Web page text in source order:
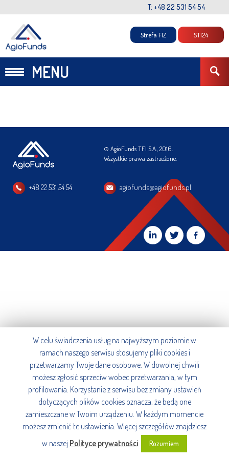
T: +48 22 531 54 54
MENU
Strefa FIZ STI24
© AgioFunds TFI S.A., 2016.
Wszystkie prawa zastrzeżone.
+48 22 531 54 54 agiofunds@agiofunds.pl
W celu świadczenia usług na najwyższym poziomie w
ramach naszego serwisu stosujemy pliki cookies i
przetwarzamy Twoje dane osobowe. W dowolnej chwili
możesz zgłosić sprzeciw wobec przetwarzania, w tym
profilowania. Korzystanie z serwisu bez zmiany ustawień
dotyczących plików cookies oznacza, że będą one
zamieszczane w Twoim urządzeniu. W każdym momencie
możesz zmienić te ustawienia. Więcej szczegółów znajdziesz
w naszej Polityce prywatności. Rozumiem